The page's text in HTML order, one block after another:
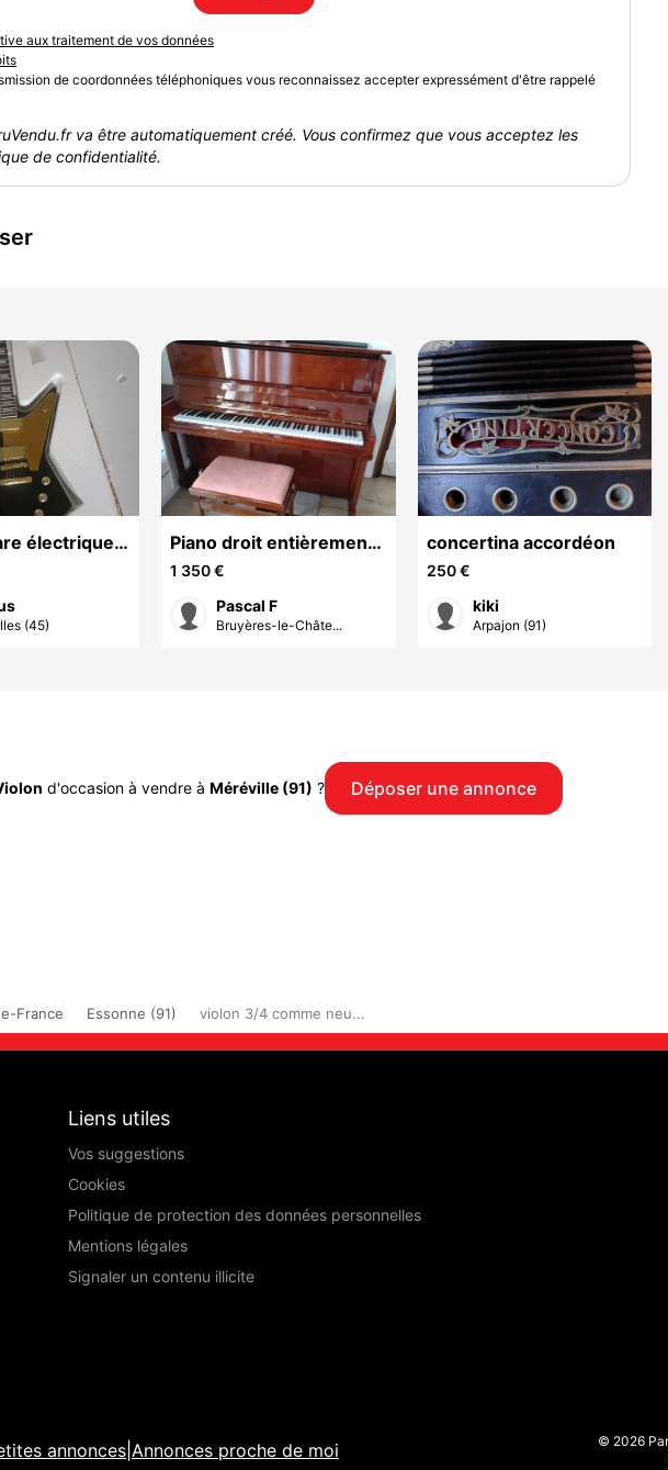
aux traitement de vos données
de coordonnées téléphoniques vous reconnaissez accepter expressément d'être rappelé
va être automatiquement créé. Vous confirmez que vous acceptez les
de confidentialité.
électrique
(45)
Piano droit entièrement
révisé et garantie 1 ans
1 350 €
Pascal F
Bruyères-le-Châte...
concertina accordéon
250 €
kiki
Arpajon (91)
d'occasion à vendre à Méréville (91) ? Déposer une annonce
France Essonne (91) violon 3/4 comme neu...
Liens utiles
Vos suggestions
Cookies
Politique de protection des données personnelles
Mentions légales
Signaler un contenu illicite
annonces Annonces proche de moi
© 2026